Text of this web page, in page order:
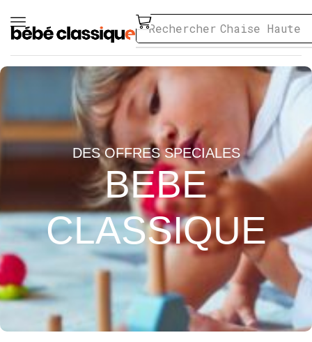
Rechercher Chaise Haute
DES OFFRES SPECIALES
BEBE
CLASSIQUE